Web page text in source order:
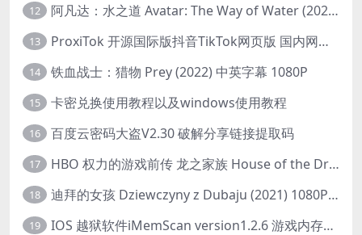
12 阿凡达：水之道 Avatar: The Way of Water (2022) 1080p 2k 4k 中文字幕
13 ProxiTok 开源国际版抖音TikTok网页版 国内网络直连
14 铁血战士：猎物 Prey (2022) 中英字幕 1080P
15 卡密兑换使用教程以及windows使用教程
16 百度云密码大盗V2.30 破解分享链接提取码
17 HBO 权力的游戏前传 龙之家族 House of the Dragon (2022) 中字 1080P 更新4集
18 迪拜的女孩 Dziewczyny z Dubaju (2021) 1080P 中字
19 IOS 越狱软件iMemScan version1.2.6 游戏内存修改器